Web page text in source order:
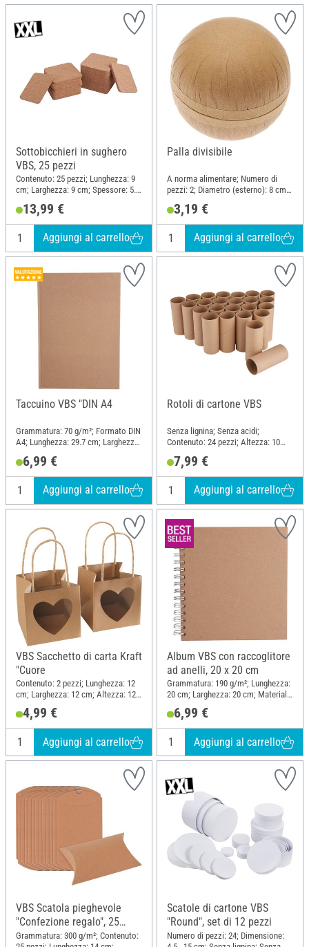
Sottobicchieri in sughero
VBS, 25 pezzi
Contenuto: 25 pezzi; Lunghezza: 9
cm; Larghezza: 9 cm; Spessore: 5.7
13,99 €
Aggiungi al carrello
Palla divisibile
A norma alimentare; Numero di
pezzi: 2; Diametro (esterno): 8 cm;
3,19 €
Aggiungi al carrello
Taccuino VBS "DIN A4
Grammatura: 70 g/m²; Formato DIN
A4; Lunghezza: 29.7 cm; Larghezza:
6,99 €
Aggiungi al carrello
Rotoli di cartone VBS
Senza lignina; Senza acidi;
Contenuto: 24 pezzi; Altezza: 10
Cartone
7,99 €
Aggiungi al carrello
VBS Sacchetto di carta Kraft
"Cuore
Contenuto: 2 pezzi; Lunghezza: 12
cm; Larghezza: 12 cm; Altezza: 12
cm; Materiale: Carta kraft
4,99 €
Aggiungi al carrello
Album VBS con raccoglitore
ad anelli, 20 x 20 cm
Grammatura: 190 g/m²; Lunghezza:
20 cm; Larghezza: 20 cm; Materiale:
Cartone, Carta
6,99 €
Aggiungi al carrello
VBS Scatola pieghevole
"Confezione regalo", 25
pezzi
Grammatura: 300 g/m²; Contenuto:
Scatole di cartone VBS
"Round", set di 12 pezzi
Numero di pezzi: 24; Dimensione: